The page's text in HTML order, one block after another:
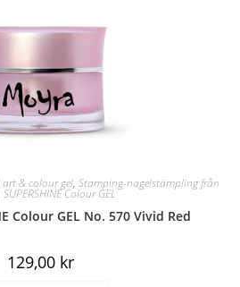
& colour gel, Stamping-nagelstämpling från
SUPERSHINE Colour GEL
Colour GEL No. 570 Vivid Red
129,00 kr